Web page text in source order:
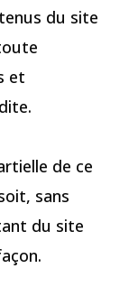
du site
et
de ce
sans
du site